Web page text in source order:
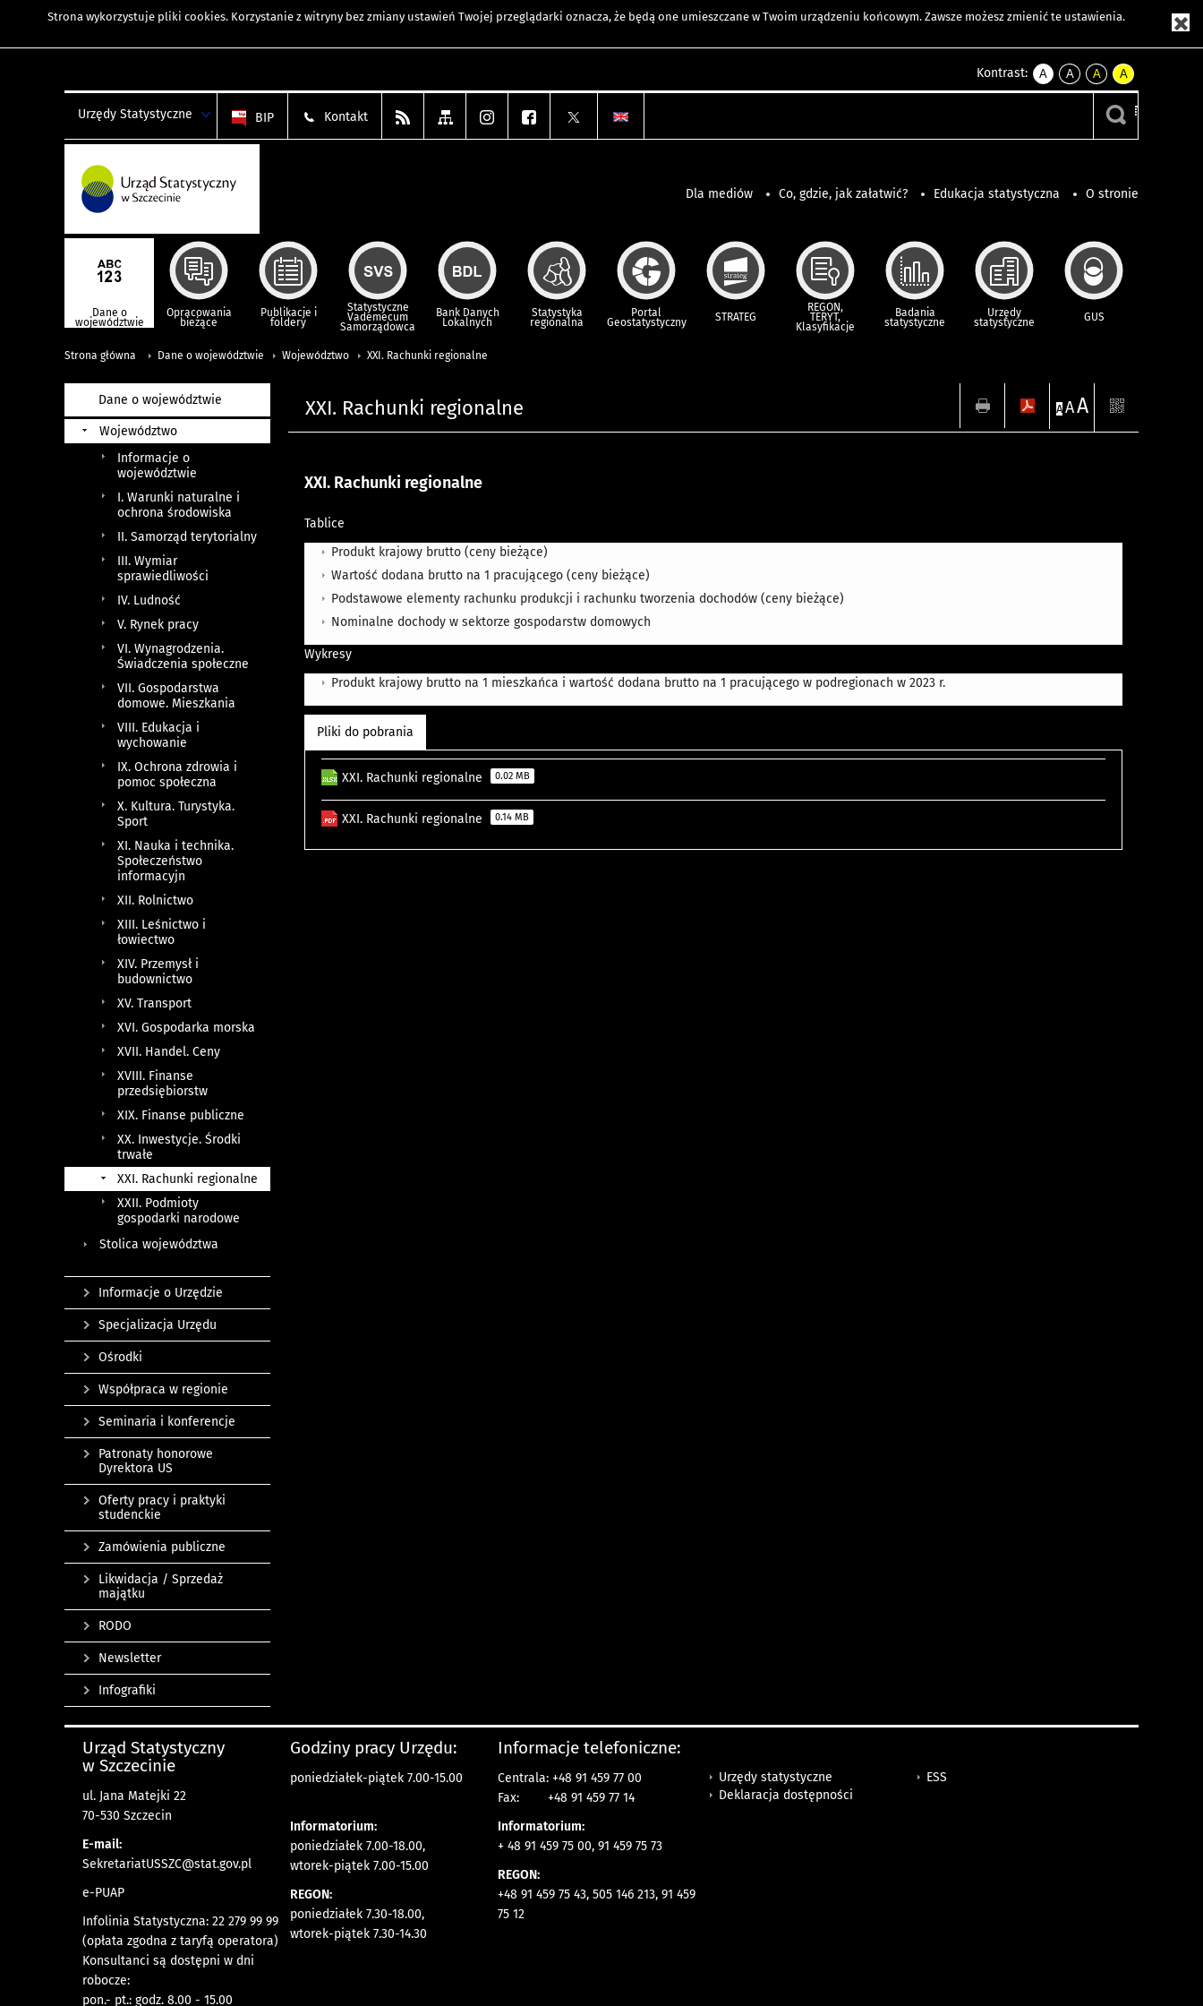
Strona wykorzystuje pliki cookies. Korzystanie z witryny bez zmiany ustawień Twojej przeglądarki oznacza, że będą one umieszczane w Twoim urządzeniu końcowym. Zawsze możesz zmienić te ustawienia.
Kontrast:
A
kontrast
A
kontrast
czarnym
A
kontrast
żółty
tekst
czarnym
A
kontrast
czarny
tekst
żółtym
Urzędy Statystyczne BIP Kontakt
Dla mediów Co, gdzie, jak załatwić? Edukacja statystyczna O stronie
Dane o
województwie
Opracowania
bieżące
Publikacje i
foldery
Statystyczne
Vademecum
Samorządowca
Bank Danych
Lokalnych
Statystyka
regionalna
Portal
Geostatystyczny STRATEG
REGON,
TERYT,
Klasyfikacje
Badania
statystyczne
Urzędy
statystyczne GUS
Strona główna Dane o województwie Województwo XXI. Rachunki regionalne
XXI. Rachunki regionalne A AA
XXI. Rachunki regionalne
Tablice
Produkt krajowy brutto (ceny bieżące)
Wartość dodana brutto na 1 pracującego (ceny bieżące)
Podstawowe elementy rachunku produkcji i rachunku tworzenia dochodów (ceny bieżące)
Nominalne dochody w sektorze gospodarstw domowych
Wykresy
Produkt krajowy brutto na 1 mieszkańca i wartość dodana brutto na 1 pracującego w podregionach w 2023 r.
Pliki do pobrania
XXI. Rachunki regionalne 0.02 MB
XXI. Rachunki regionalne 0.14 MB
Dane o województwie
Województwo
Informacje o
województwie
I. Warunki naturalne i
ochrona środowiska
II. Samorząd terytorialny
III. Wymiar
sprawiedliwości
IV. Ludność
V. Rynek pracy
VI. Wynagrodzenia.
Świadczenia społeczne
VII. Gospodarstwa
domowe. Mieszkania
VIII. Edukacja i
wychowanie
IX. Ochrona zdrowia i
pomoc społeczna
X. Kultura. Turystyka.
Sport
XI. Nauka i technika.
Społeczeństwo
informacyjn
XII. Rolnictwo
XIII. Leśnictwo i
łowiectwo
XIV. Przemysł i
budownictwo
XV. Transport
XVI. Gospodarka morska
XVII. Handel. Ceny
XVIII. Finanse
przedsiębiorstw
XIX. Finanse publiczne
XX. Inwestycje. Środki
trwałe
XXI. Rachunki regionalne
XXII. Podmioty
gospodarki narodowe
Stolica województwa
Informacje o Urzędzie
Specjalizacja Urzędu
Ośrodki
Współpraca w regionie
Seminaria i konferencje
Patronaty honorowe
Dyrektora US
Oferty pracy i praktyki
studenckie
Zamówienia publiczne
Likwidacja / Sprzedaż
majątku
RODO
Newsletter
Infografiki
Urząd Statystyczny
w Szczecinie
ul. Jana Matejki 22
70-530 Szczecin
E-mail:
SekretariatUSSZC@stat.gov.pl
e-PUAP
Infolinia Statystyczna: 22 279 99 99
(opłata zgodna z taryfą operatora)
Konsultanci są dostępni w dni
robocze:
pon.- pt.: godz. 8.00 - 15.00
Godziny pracy Urzędu:
poniedziałek-piątek 7.00-15.00
Informatorium:
poniedziałek 7.00-18.00,
wtorek-piątek 7.00-15.00
REGON:
poniedziałek 7.30-18.00,
wtorek-piątek 7.30-14.30
Informacje telefoniczne:
Centrala: +48 91 459 77 00
Fax:
+48 91 459 77 14
Informatorium:
+ 48 91 459 75 00, 91 459 75 73
REGON:
+48 91 459 75 43, 505 146 213, 91 459
75 12
Urzędy statystyczne
Deklaracja dostępności
ESS